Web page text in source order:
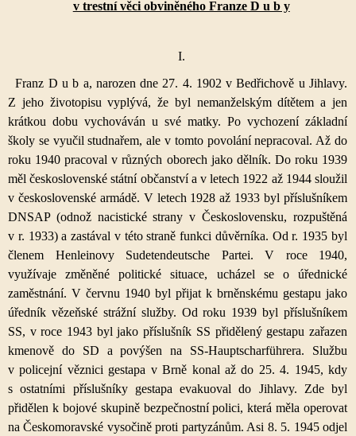
v trestní věci obviněného Franze D u b y
I.
Franz D u b a, narozen dne 27. 4. 1902 v Bedřichově u Jihlavy.
Z jeho životopisu vyplývá, že byl nemanželským dítětem a jen
krátkou dobu vychováván u své matky. Po vychození základní
školy se vyučil studnařem, ale v tomto povolání nepracoval. Až do
roku 1940 pracoval v různých oborech jako dělník. Do roku 1939
měl československé státní občanství a v letech 1922 až 1944 sloužil
v československé armádě. V letech 1928 až 1933 byl příslušníkem
DNSAP (odnož nacistické strany v Československu, rozpuštěná
v r. 1933) a zastával v této straně funkci důvěrníka. Od r. 1935 byl
členem Henleinovy Sudetendeutsche Partei. V roce 1940,
využívaje změněné politické situace, ucházel se o úřednické
zaměstnání. V červnu 1940 byl přijat k brněnskému gestapu jako
úředník vězeňské strážní služby. Od roku 1939 byl příslušníkem
SS, v roce 1943 byl jako příslušník SS přidělený gestapu zařazen
kmenově do SD a povýšen na SS-Hauptscharführera. Službu
v policejní věznici gestapa v Brně konal až do 25. 4. 1945, kdy
s ostatními příslušníky gestapa evakuoval do Jihlavy. Zde byl
přidělen k bojové skupině bezpečnostní polici, která měla operovat
na Českomoravské vysočině proti partyzánům. Asi 8. 5. 1945 odjel